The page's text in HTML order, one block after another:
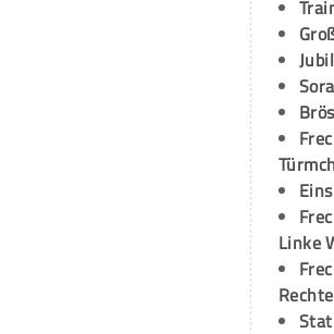
Linke